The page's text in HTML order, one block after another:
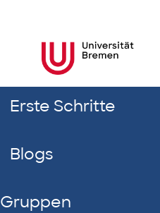
Erste Schritte
Blogs
Gruppen